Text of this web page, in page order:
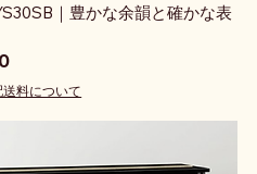
｜豊かな余韻と確かな表
送料について